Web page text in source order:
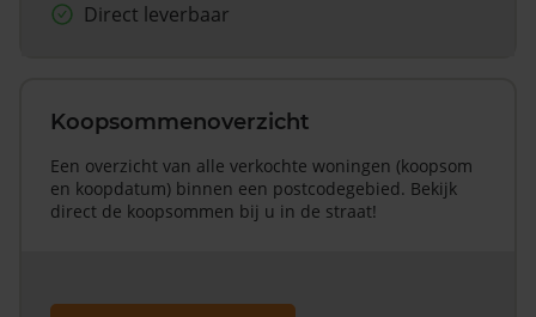
Direct leverbaar
Koopsommenoverzicht
Een overzicht van alle verkochte woningen (koopsom
en koopdatum) binnen een postcodegebied. Bekijk
direct de koopsommen bij u in de straat!